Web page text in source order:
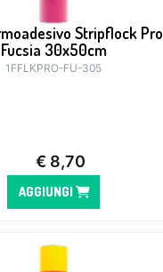
Stripflock Pro
Fucsia 30x50cm
1FFLKPRO-FU-305
€ 8,70
AGGIUNGI